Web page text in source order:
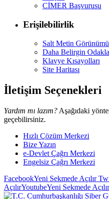
CİMER Başvurusu
Erişilebilirlik
Salt Metin Görünümü
Daha Belirgin
Klavye Kısayolları
Site Haritası
İletişim Seçenekleri
Yardım mı lazım? Aşağıdaki
geçebilirsiniz.
Hızlı Çözüm Merkezi
Bize Yazın
e-Devlet Çağrı Merkezi
Engelsiz Çağrı Merkezi
FacebookYeni Sekmede Açılır
AçılırYoutubeYeni Sekmede Açılır